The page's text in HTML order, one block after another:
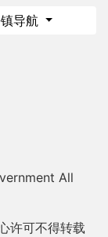
导航
All
许可不得转载